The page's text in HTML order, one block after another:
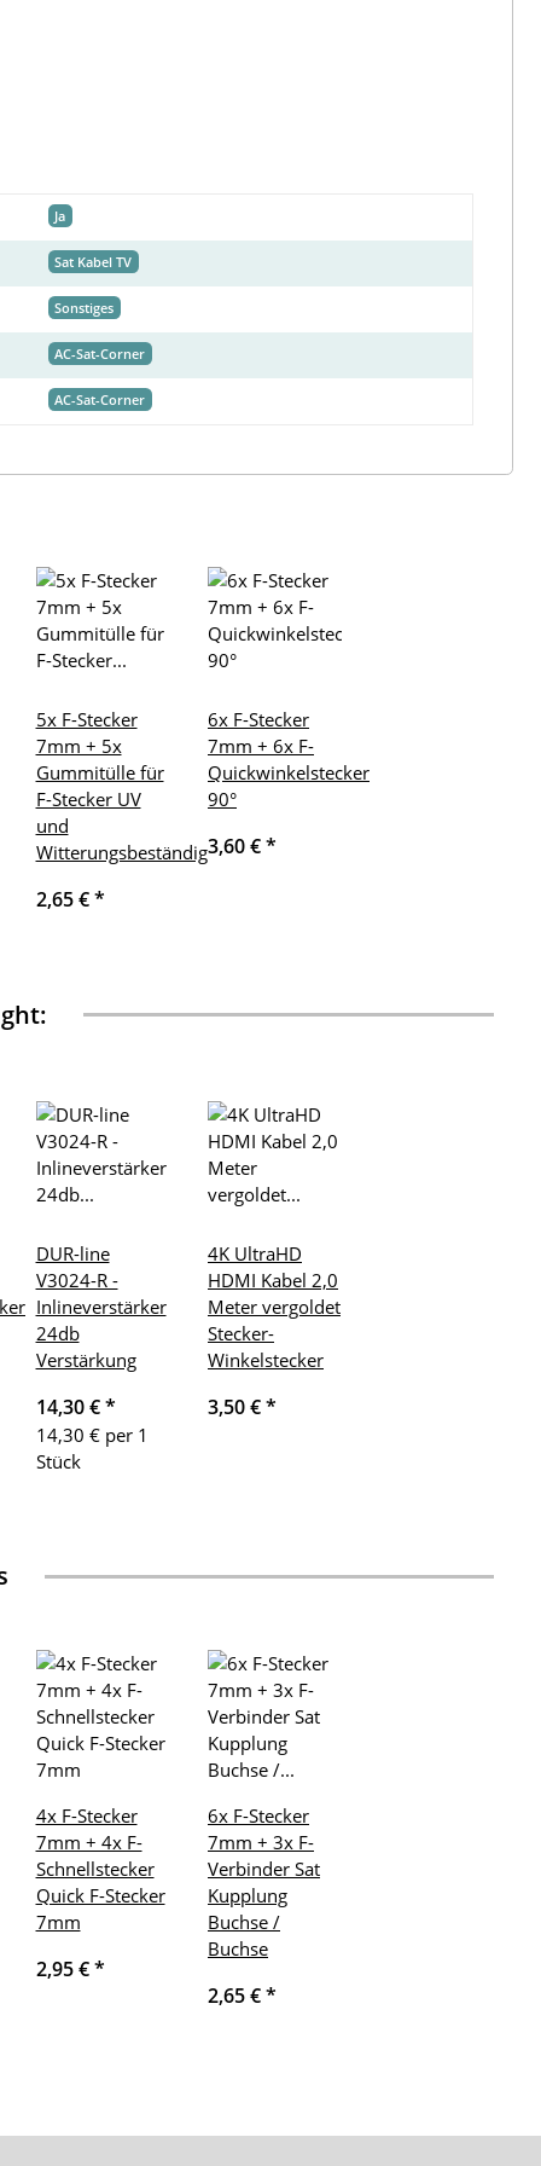
Ja
Sat Kabel TV
Sonstiges
AC-Sat-Corner
AC-Sat-Corner
5x F-Stecker
7mm + 5x
Gummitülle für
F-Stecker UV
und
Witterungsbeständig
2,65 €*
6x F-Stecker
7mm + 6x F-
Quickwinkelstecker
90°
3,60 €*
DUR-line
V3024-R -
Inlineverstärker
24db
Verstärkung
14,30 €*
14,30 € per 1
Stück
4K UltraHD
HDMI Kabel 2,0
Meter vergoldet
Stecker-
Winkelstecker
3,50 €*
4x F-Stecker
7mm + 4x F-
Schnellstecker
Quick F-Stecker
7mm
2,95 €*
6x F-Stecker
7mm + 3x F-
Verbinder Sat
Kupplung
Buchse /
Buchse
2,65 €*